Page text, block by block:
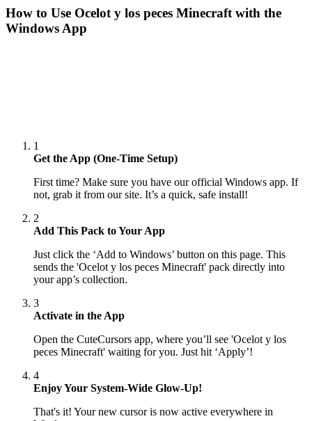
How to Use Ocelot y los peces Minecraft with the
Windows App
1
Get the App (One-Time Setup)
First time? Make sure you have our official Windows app. If
not, grab it from our site. It’s a quick, safe install!
2
Add This Pack to Your App
Just click the ‘Add to Windows’ button on this page. This
sends the 'Ocelot y los peces Minecraft' pack directly into
your app’s collection.
3
Activate in the App
Open the CuteCursors app, where you’ll see 'Ocelot y los
peces Minecraft' waiting for you. Just hit ‘Apply’!
4
Enjoy Your System-Wide Glow-Up!
That's it! Your new cursor is now active everywhere in